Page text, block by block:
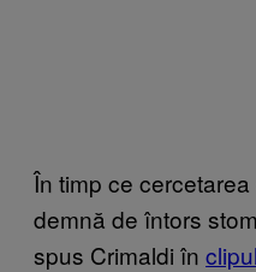
În timp ce
demnă de întors
spus Crimaldi în clipul